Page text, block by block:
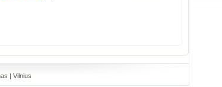
| Vilnius